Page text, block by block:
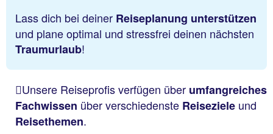
Lass dich bei deiner Reiseplanung unterstützen
und plane optimal und stressfrei deinen nächsten
Traumurlaub!
Unsere Reiseprofis verfügen über umfangreiches
Fachwissen über verschiedenste Reiseziele und
Reisethemen.